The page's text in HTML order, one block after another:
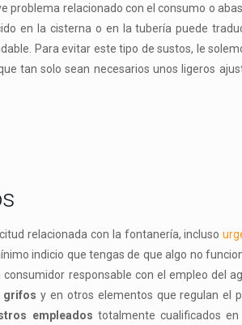
problema relacionado con el consumo o
en la cisterna o en la tubería puede
Para evitar este tipo de sustos, le
tan solo sean necesarios unos ligeros
relacionada con la fontanería, incluso
indicio que tengas de que algo no
responsable con el empleo del
grifos y en otros elementos que regulan el
empleados totalmente cualificados